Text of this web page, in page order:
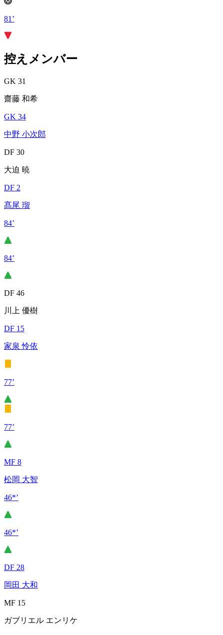
81’
控えメンバー
GK 31
齋藤 和希
GK 34
中野 小次郎
DF 30
大迫 暁
DF 2
髙尾 瑠
84’
84’
DF 46
川上 優樹
DF 15
家泉 怜依
77’
77’
MF 8
松岡 大智
46*’
46*’
DF 28
岡田 大和
MF 15
ガブリエル エンリケ